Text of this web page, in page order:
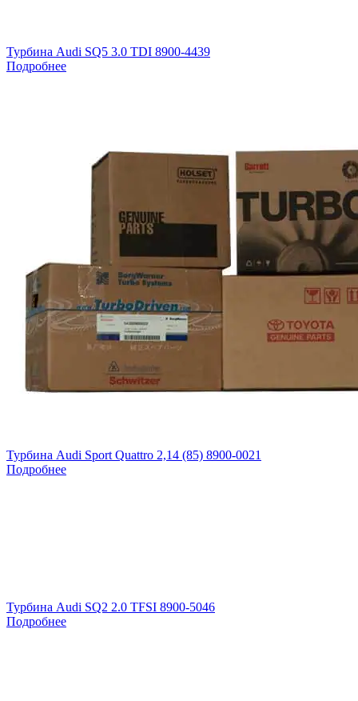
Турбина Audi SQ5 3.0 TDI 8900-4439
Подробнее
Турбина Audi Sport Quattro 2,14 (85) 8900-0021
Подробнее
Турбина Audi SQ2 2.0 TFSI 8900-5046
Подробнее